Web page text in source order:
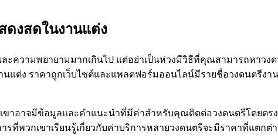
ดงสดในงานแต่ง
ะความพยายามมากเกินไป แต่อย่าเป็นห่วงมีวิธีที่คุณสามารถหาวง
แต่ง ราคาถูกเว็บไซต์และแพลตฟอร์มออนไลน์มีรายชื่อวงดนตรีง
าอาจมีข้อมูลและคำแนะนำที่มีค่าสำหรับคุณติดต่อวงดนตรีโดยต
ที่พวกเขาเรียนรู้เกี่ยวกับค่าบริการหลายวงดนตรีจะมีราคาที่แตกต่